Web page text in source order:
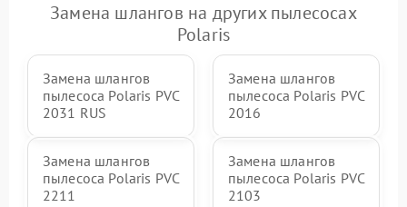
Замена шлангов на других пылесосах
Polaris
Замена шлангов
пылесоса Polaris PVC
2031 RUS
Замена шлангов
пылесоса Polaris PVC
2016
Замена шлангов
пылесоса Polaris PVC
2211
Замена шлангов
пылесоса Polaris PVC
2103